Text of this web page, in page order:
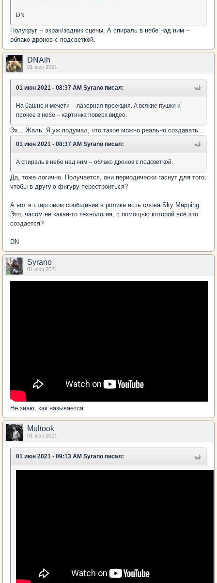
DN
Полукруг -- экран/задник сцены. А спираль в небе над ним --
облако дронов с подсветкой.
DNAlh
01 июн 2021
01 июн 2021 - 08:37 AM Syrano писал:
На башне и мечети -- лазерная проекция. А всякие пушки и
прочее в небе -- картинка поверх видео.
Эх... Жаль. Я уж подумал, что такое можно реально создавать...
01 июн 2021 - 08:37 AM Syrano писал:
А спираль в небе над ним -- облако дронов с подсветкой.
Да, тоже логично. Получается, они периодически гаснут для того,
чтобы в другую фигуру перестроиться?
А вот в стартовом сообщении в ролике есть слова Sky Mapping.
Это, часом не какая-то технология, с помощью которой всё это
создается?
DN
Syrano
01 июн 2021
Не знаю, как называется.
Multook
01 июн 2021
01 июн 2021 - 09:13 AM Syrano писал: